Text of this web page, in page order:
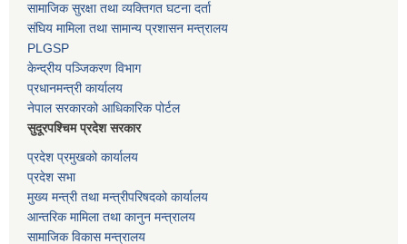
सामाजिक सुरक्षा तथा व्यक्तिगत घटना दर्ता
संघिय मामिला तथा सामान्य प्रशासन मन्त्रालय
PLGSP
केन्द्रीय पञ्जिकरण विभाग
प्रधानमन्त्री कार्यालय
नेपाल सरकारको आधिकारिक पोर्टल
सुदूरपश्चिम प्रदेश सरकार
प्रदेश प्रमुखको कार्यालय
प्रदेश सभा
मुख्य मन्त्री तथा मन्त्रीपरिषदको कार्यालय
आन्तरिक मामिला तथा कानुन मन्त्रालय
सामाजिक विकास मन्त्रालय